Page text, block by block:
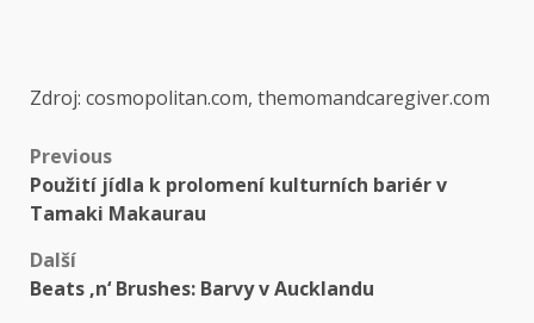
Zdroj: cosmopolitan.com, themomandcaregiver.com
Previous
Použití jídla k prolomení kulturních bariér v
Tamaki Makaurau
Další
Beats ‚n‘ Brushes: Barvy v Aucklandu